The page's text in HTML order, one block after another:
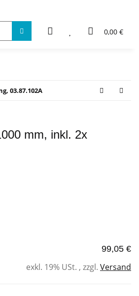
0,00 €
03.87.102A
mm, inkl. 2x
99,05 €
exkl. 19% USt. , zzgl. Versand